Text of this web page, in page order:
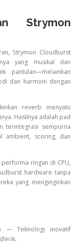
Strymon
Strymon Cloudburst
yang musikal dan
pantulan—melainkan
dan harmoni dengan
reverb menyatu
Hasilnya adalah pad
terintegrasi sempurna
ambient, scoring, dan
ringan di CPU,
hardware tanpa
yang menginginkan
— Teknologi inovatif